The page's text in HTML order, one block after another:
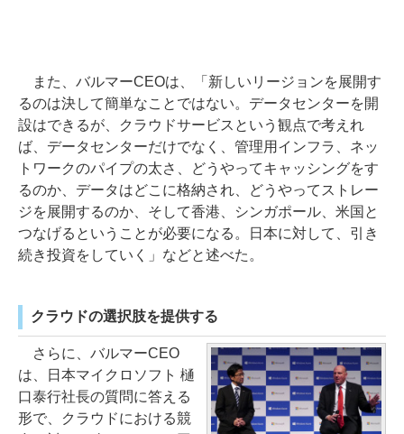
また、バルマーCEOは、「新しいリージョンを展開す
るのは決して簡単なことではない。データセンターを開
設はできるが、クラウドサービスという観点で考えれ
ば、データセンターだけでなく、管理用インフラ、ネッ
トワークのパイプの太さ、どうやってキャッシングをす
るのか、データはどこに格納され、どうやってストレー
ジを展開するのか、そして香港、シンガポール、米国と
つなげるということが必要になる。日本に対して、引き
続き投資をしていく」などと述べた。
クラウドの選択肢を提供する
さらに、バルマーCEO
は、日本マイクロソフト 樋
口泰行社長の質問に答える
形で、クラウドにおける競